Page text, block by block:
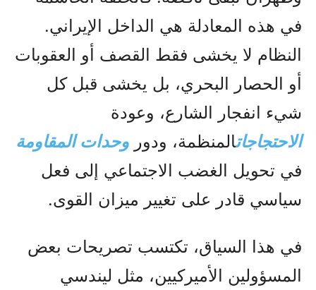
في هذه المعادلة هي الداخل الإيراني.
النظام لا يخشى فقط القصف أو العقوبات
أو الحصار البحري، بل يخشى قبل كل
شيء انفجار الشارع، وعودة
الاحتجاجاتالمنظمة، ودور وحدات المقاومة
في تحويل الغضب الاجتماعي إلى فعل
سياسي قادر على تغيير ميزان القوى.
في هذا السياق، تكتسب تصريحات بعض
المسؤولين الأميركيين، مثل ليندسي